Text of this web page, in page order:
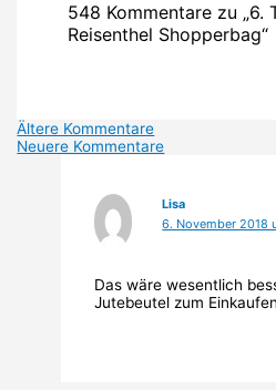
548 Kommentare zu „6.
Reisenthel Shopperbag“
Neuere
Kommentare
Ältere Kommentare
Neuere Kommentare
Lisa
6. November 2018
Das wäre wesentlich
Jutebeutel zum